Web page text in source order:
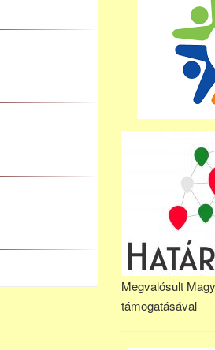
Megvalósult
támogatásával